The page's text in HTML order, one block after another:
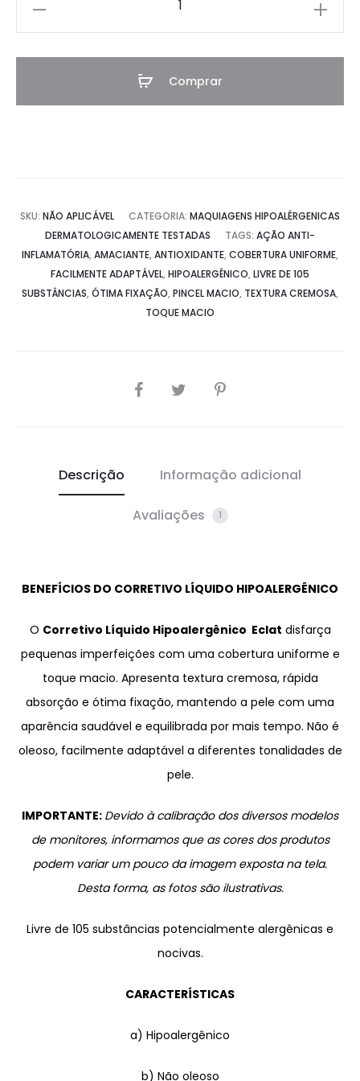
Comprar
SKU: NÃO APLICÁVEL CATEGORIA: MAQUIAGENS HIPOALÉRGENICAS
DERMATOLOGICAMENTE TESTADAS
TAGS: AÇÃO ANTI-
INFLAMATÓRIA, AMACIANTE, ANTIOXIDANTE, COBERTURA UNIFORME,
FACILMENTE ADAPTÁVEL, HIPOALERGÊNICO, LIVRE DE 105
SUBSTÂNCIAS, ÓTIMA FIXAÇÃO, PINCEL MACIO, TEXTURA CREMOSA,
TOQUE MACIO
SHARE
Descrição Informação adicional
Avaliações 1
BENEFÍCIOS DO CORRETIVO LÍQUIDO HIPOALERGÊNICO
O Corretivo Líquido Hipoalergênico Eclat disfarça
pequenas imperfeições com uma cobertura uniforme e
toque macio. Apresenta textura cremosa, rápida
absorção e ótima fixação, mantendo a pele com uma
aparência saudável e equilibrada por mais tempo. Não é
oleoso, facilmente adaptável a diferentes tonalidades de
pele.
IMPORTANTE: Devido à calibração dos diversos modelos
de monitores, informamos que as cores dos produtos
podem variar um pouco da imagem exposta na tela.
Desta forma, as fotos são ilustrativas.
Livre de 105 substâncias potencialmente alergênicas e
nocivas.
CARACTERÍSTICAS
a) Hipoalergênico
b) Não oleoso